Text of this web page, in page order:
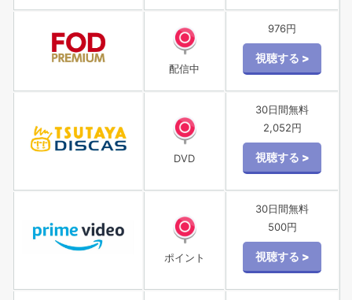
配信中
976円
DVD
30日間無料
2,052円
ポイント
30日間無料
500円